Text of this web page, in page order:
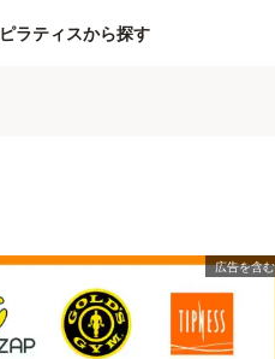
ピラティスから探す